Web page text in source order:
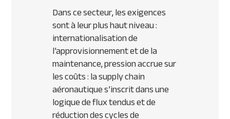
Dans ce secteur, les exigences
sont à leur plus haut niveau :
internationalisation de
l’approvisionnement et de la
maintenance, pression accrue sur
les coûts : la supply chain
aéronautique s’inscrit dans une
logique de flux tendus et de
réduction des cycles de